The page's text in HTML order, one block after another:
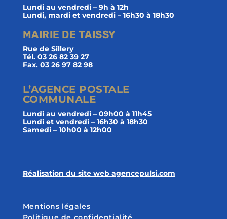
Lundi au vendredi – 9h à 12h
Lundi, mardi et vendredi – 16h30 à 18h30
MAIRIE DE TAISSY
Rue de Sillery
Tél. 03 26 82 39 27
Fax. 03 26 97 82 98
L’AGENCE POSTALE
COMMUNALE
Lundi au vendredi – 09h00 à 11h45
Lundi et vendredi – 16h30 à 18h30
Samedi – 10h00 à 12h00
Réalisation du site web agencepulsi.com
Mentions légales